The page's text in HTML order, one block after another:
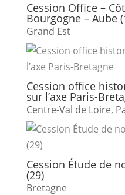
Cession Office –
Bourgogne – Aube
Grand Est
Cession office
sur l’axe Paris-
Centre-Val de Loire,
Cession Étude de
(29)
Bretagne